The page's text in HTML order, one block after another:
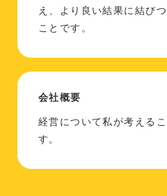
え、より良い結果に結び
ことです。
会社概要
経営について私が考える
す。